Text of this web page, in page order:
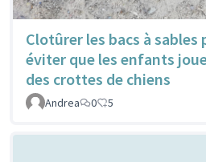
Clotûrer les bacs à sables
éviter que les enfants
des crottes de chiens
Andrea
0 5